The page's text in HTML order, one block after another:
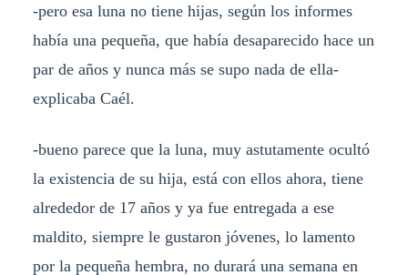
-pero esa luna no tiene hijas, según los informes
había una pequeña, que había desaparecido hace un
par de años y nunca más se supo nada de ella-
explicaba Caél.
-bueno parece que la luna, muy astutamente ocultó
la existencia de su hija, está con ellos ahora, tiene
alrededor de 17 años y ya fue entregada a ese
maldito, siempre le gustaron jóvenes, lo lamento
por la pequeña hembra, no durará una semana en